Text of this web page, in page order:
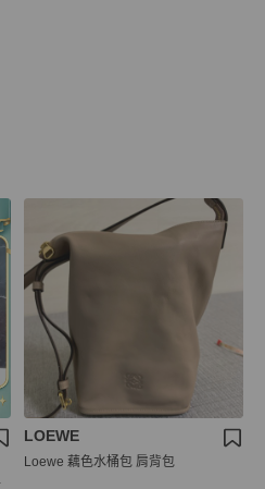
LOEWE
Loewe 藕色水桶包 肩背包